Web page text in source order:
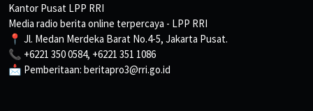
Kantor Pusat LPP RRI
Media radio berita online terpercaya - LPP RRI
📍 Jl. Medan Merdeka Barat No.4-5, Jakarta Pusat.
📞 +6221 350 0584, +6221 351 1086
📩 Pemberitaan: beritapro3@rri.go.id